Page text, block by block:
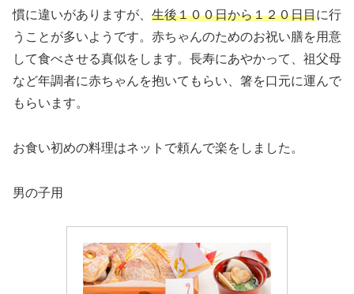
慣に違いがありますが、 生後１００日から１２０日目に行
うことが多いようです。赤ちゃんのためのお祝い膳を用意
して食べさせる真似をします。長寿にあやかって、祖父母
など年調者に赤ちゃんを抱いてもらい、箸を口元に運んで
もらいます。
お食い初めの料理はネットで頼んで楽をしました。
男の子用